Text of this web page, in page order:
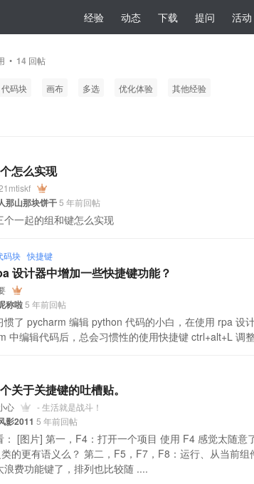
经验 动态 下载 提问 活动
• 14 回帖
代码块 画布 多选 优化体验 其他经验
怎么实现
那山那块饼干5 年前回帖
个一起的组和键怎么实现
码块 快捷键
设计器中增加一些快捷键功能？
称啦5 年前回帖
惯了 pycharm 编辑 python 代码的小白，在使用 rpa 设
中编辑代码后，总会习惯性的使用快捷键 ctrl+alt+L 调
关于关捷键的吐槽贴。
心 - 生活就是战斗！
影2011 5 年前回帖
： [图片] 第一，F4：打开一个项目 使用 F4 感觉太随意
类的更有语义么？ 第二，F5，F7，F8：运行、从当前组
浪费功能键了，排列也比较随 ....